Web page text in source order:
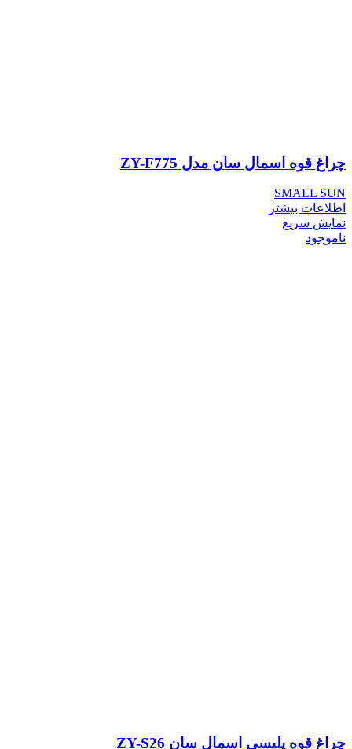
چراغ قوه اسمال سان مدل ZY-F775
SMALL SUN
اطلاعات بیشتر
نمایش سریع
ناموجود
چراغ قوه پلیسی اسمال سان ZY-S26